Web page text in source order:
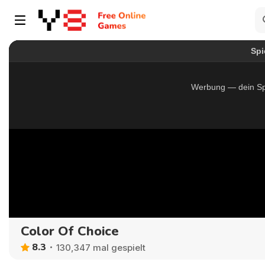
Color Of Choice
8.3 130,347 mal gespielt